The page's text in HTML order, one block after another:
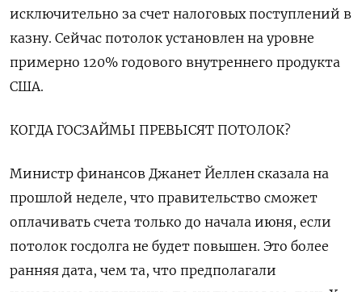
исключительно за счет налоговых поступлений в
казну. Сейчас потолок установлен на уровне
примерно 120% годового внутреннего продукта
США.
КОГДА ГОСЗАЙМЫ ПРЕВЫСЯТ ПОТОЛОК?
Министр финансов Джанет Йеллен сказала на
прошлой неделе, что правительство сможет
оплачивать счета только до начала июня, если
потолок госдолга не будет повышен. Это более
ранняя дата, чем та, что предполагали